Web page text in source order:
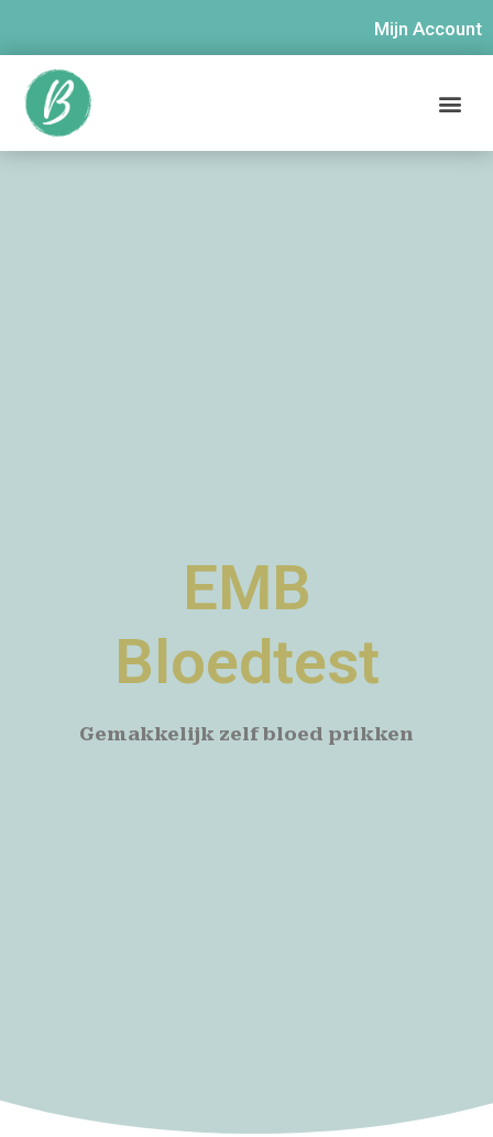
Mijn Account
EMB
Bloedtest
Gemakkelijk zelf bloed prikken